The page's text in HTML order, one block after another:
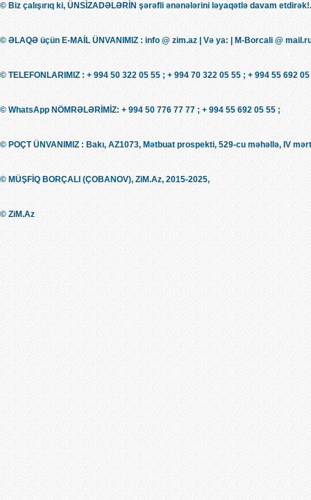
© Biz çalışırıq ki, ÜNSİZADƏLƏRİN şərəfli ənənələrini ləyaqətlə davam
© ƏLAQƏ üçün E-MAİL ÜNVANIMIZ : info @ zim.az | Və ya: | M-Borcali @
© TELEFONLARIMIZ : + 994 50 322 05 55 ; + 994 70 322 05 55 ; + 994 55 692
© WhatsApp NÖMRƏLƏRİMİZ: + 994 50 776 77 77 ; + 994 55 692 05 55 ;
© POÇT ÜNVANIMIZ : Bakı, AZ1073, Mətbuat prospekti, 529-cu məhəllə, IV
© MÜŞFİQ BORÇALI (ÇOBANOV), ZiM.Az, 2015-2025,
© ZiM.Az